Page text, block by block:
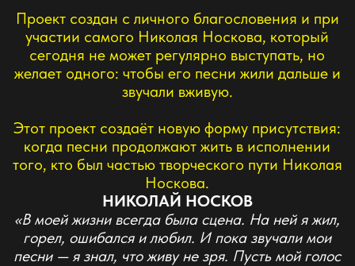
большая часть нашей музыкальной культуры. Я
против фейков и дешёвых копий. Поэтому если
делать трибьют Носкову — то только с человеком,
который реально знает, как это должно звучать.
IVAN пожалуй единственный, кому я могу
доверить эту роль, будучи уверенным, что
публика Носкова его примет и по-настоящему